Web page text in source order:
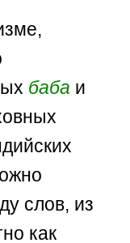
баба и
слов, из
как